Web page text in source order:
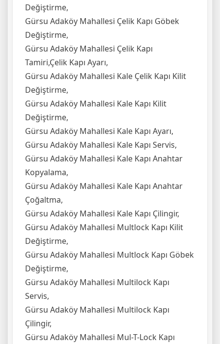
Değiştirme,
Gürsu Adaköy Mahallesi Çelik Kapı Göbek
Değiştirme,
Gürsu Adaköy Mahallesi Çelik Kapı
Tamiri,Çelik Kapı Ayarı,
Gürsu Adaköy Mahallesi Kale Çelik Kapı Kilit
Değiştirme,
Gürsu Adaköy Mahallesi Kale Kapı Kilit
Değiştirme,
Gürsu Adaköy Mahallesi Kale Kapı Ayarı,
Gürsu Adaköy Mahallesi Kale Kapı Servis,
Gürsu Adaköy Mahallesi Kale Kapı Anahtar
Kopyalama,
Gürsu Adaköy Mahallesi Kale Kapı Anahtar
Çoğaltma,
Gürsu Adaköy Mahallesi Kale Kapı Çilingir,
Gürsu Adaköy Mahallesi Multlock Kapı Kilit
Değiştirme,
Gürsu Adaköy Mahallesi Multlock Kapı Göbek
Değiştirme,
Gürsu Adaköy Mahallesi Multilock Kapı
Servis,
Gürsu Adaköy Mahallesi Multilock Kapı
Çilingir,
Gürsu Adaköy Mahallesi Mul-T-Lock Kapı